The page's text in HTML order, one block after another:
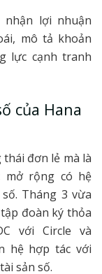
nhận lợi nhuận
mô tả khoản
lực cạnh tranh
của Hana
đơn lẻ mà là
mở rộng có hệ
Tháng 3 vừa
đoàn ký thỏa
với Circle và
hệ hợp tác với
sản số.